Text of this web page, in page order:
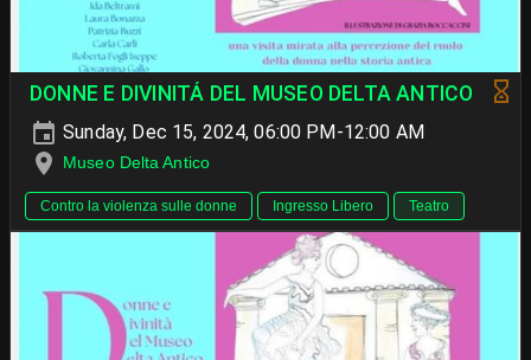
DONNE E DIVINITÁ DEL MUSEO DELTA ANTICO
Sunday, Dec 15, 2024, 06:00 PM-12:00 AM
Museo Delta Antico
Contro la violenza sulle donne Ingresso Libero Teatro